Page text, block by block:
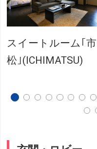
スイートルーム｢市
松｣(ICHIMATSU)